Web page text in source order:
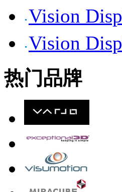
Vision
Vision
热门品牌